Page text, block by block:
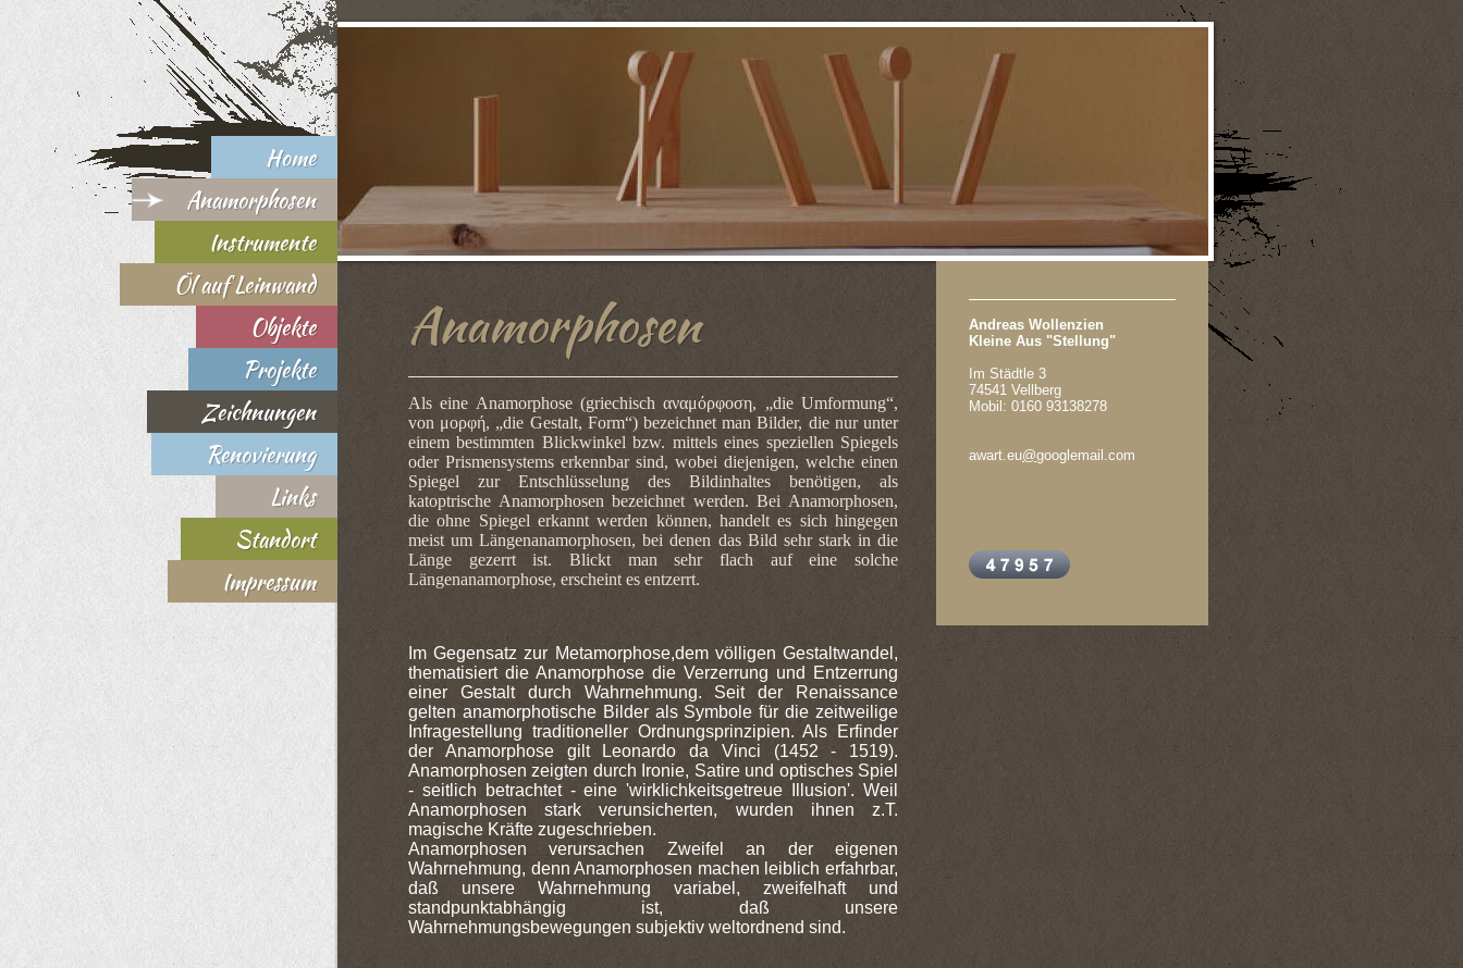
Home
Anamorphosen
Instrumente
Öl auf Leinwand
Objekte
Projekte
Zeichnungen
Renovierung
Links
Standort
Impressum
Anamorphosen
Als eine Anamorphose (griechisch αναμόρφοση, „die Umformung“,
von μορφή, „die Gestalt, Form“) bezeichnet man Bilder, die nur unter
einem bestimmten Blickwinkel bzw. mittels eines speziellen Spiegels
oder Prismensystems erkennbar sind, wobei diejenigen, welche einen
Spiegel zur Entschlüsselung des Bildinhaltes benötigen, als
katoptrische Anamorphosen bezeichnet werden. Bei Anamorphosen,
die ohne Spiegel erkannt werden können, handelt es sich hingegen
meist um Längenanamorphosen, bei denen das Bild sehr stark in die
Länge gezerrt ist. Blickt man sehr flach auf eine solche
Längenanamorphose, erscheint es entzerrt.
Im Gegensatz zur Metamorphose,dem völligen Gestaltwandel,
thematisiert die Anamorphose die Verzerrung und Entzerrung
einer Gestalt durch Wahrnehmung. Seit der Renaissance
gelten anamorphotische Bilder als Symbole für die zeitweilige
Infragestellung traditioneller Ordnungsprinzipien. Als Erfinder
der Anamorphose gilt Leonardo da Vinci (1452 - 1519).
Anamorphosen zeigten durch Ironie, Satire und optisches Spiel
- seitlich betrachtet - eine 'wirklichkeitsgetreue Illusion'. Weil
Anamorphosen stark verunsicherten, wurden ihnen z.T.
magische Kräfte zugeschrieben.
Anamorphosen verursachen Zweifel an der eigenen
Wahrnehmung, denn Anamorphosen machen leiblich erfahrbar,
daß unsere Wahrnehmung variabel, zweifelhaft und
standpunktabhängig ist, daß unsere
Wahrnehmungsbewegungen subjektiv weltordnend sind.
Andreas Wollenzien
Kleine Aus "Stellung"
Im Städtle 3
74541 Vellberg
Mobil: 0160 93138278
awart.eu@googlemail.com